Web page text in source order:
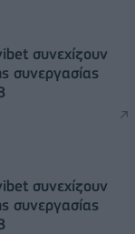
συνεχίζουν
συνεργασίας
συνεχίζουν
συνεργασίας